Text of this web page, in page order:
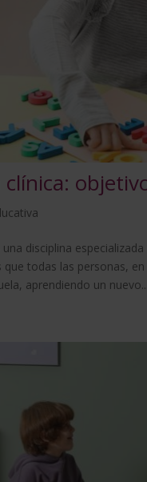
clínica:
disciplina
que todas las personas,
aprendiendo un nuevo...